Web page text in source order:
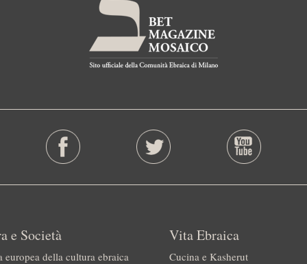
e Società
europea della cultura ebraica
Vita Ebraica
Cucina e Kasherut